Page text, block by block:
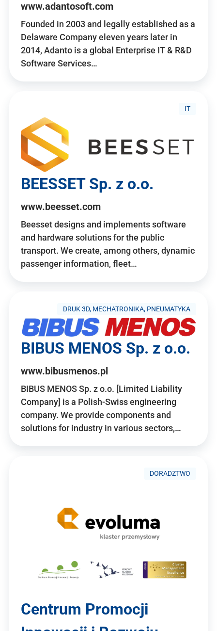
www.adantosoft.com
Founded in 2003 and legally established as a
Delaware Company eleven years later in
2014, Adanto is a global Enterprise IT & R&D
Software Services…
IT
BEESSET Sp. z o.o.
www.beesset.com
Beesset designs and implements software
and hardware solutions for the public
transport. We create, among others, dynamic
passenger information, fleet…
DRUK 3D, MECHATRONIKA, PNEUMATYKA
BIBUS MENOS Sp. z o.o.
www.bibusmenos.pl
BIBUS MENOS Sp. z o.o. [Limited Liability
Company] is a Polish-Swiss engineering
company. We provide components and
solutions for industry in various sectors,…
DORADZTWO
Centrum Promocji